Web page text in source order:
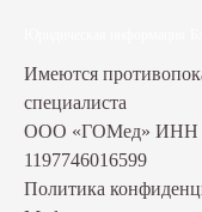
Имеются
специалиста
ООО «ГОМед» ИНН
1197746016599
Политика